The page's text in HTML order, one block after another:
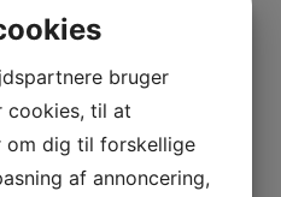
for eksempel på en
med Idrætshøjskolen
med Idrætshøjskolen Bosei
bruger
cookies, til at
om dig til forskellige
af annoncering,